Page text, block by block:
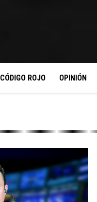
CÓDIGO ROJO OPINIÓN